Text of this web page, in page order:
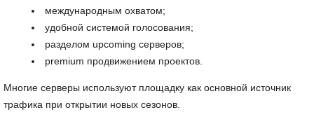
международным охватом;
удобной системой голосования;
разделом upcoming серверов;
premium продвижением проектов.
Многие серверы используют площадку как основной источник
трафика при открытии новых сезонов.